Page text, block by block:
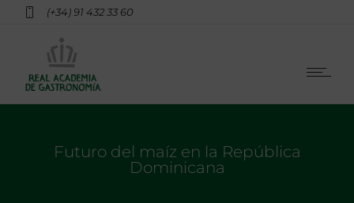
(+34) 91 432 33 60
Futuro del maíz en la República
Dominicana